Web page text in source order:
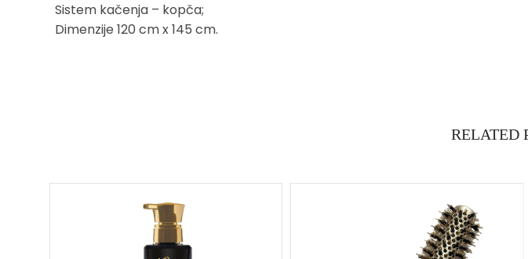
Sistem kačenja – kopča;
Dimenzije 120 cm x 145 cm.
RELATED